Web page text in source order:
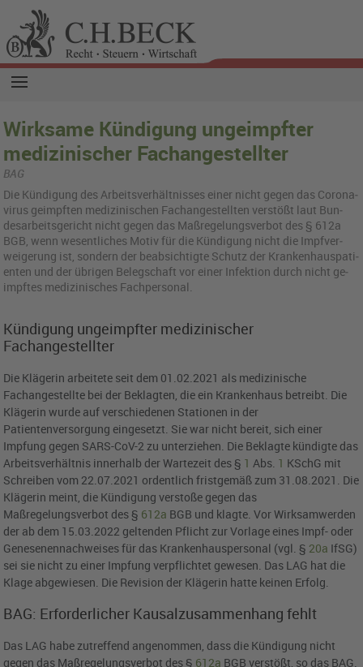
Wirksame Kündigung ungeimpfter
medizinischer Fachangestellter
BAG
Die Kün­di­gung des Ar­beits­ver­hält­nis­ses einer nicht gegen das Co­ro­na­
vi­rus ge­impf­ten me­di­zi­ni­schen Fach­an­ge­stell­ten ver­stö­ßt laut Bun­
des­ar­beits­ge­richt nicht gegen das Ma­ß­re­ge­lungs­ver­bot des § 612a
BGB, wenn we­sent­li­ches Motiv für die Kün­di­gung nicht die Impf­ver­
wei­ge­rung ist, son­dern der be­ab­sich­tig­te Schutz der Kran­ken­haus­pa­ti­
en­ten und der üb­ri­gen Be­leg­schaft vor einer In­fek­ti­on durch nicht ge­
impf­tes me­di­zi­ni­sches Fach­per­so­nal.
Kündigung ungeimpfter medizinischer
Fachangestellter
Die Klägerin arbeitete seit dem 01.02.2021 als medizinische
Fachangestellte bei der Beklagten, die ein Krankenhaus betreibt. Die
Klägerin wurde auf verschiedenen Stationen in der
Patientenversorgung eingesetzt. Sie war nicht bereit, sich einer
Impfung gegen SARS-CoV-2 zu unterziehen. Die Beklagte kündigte das
Arbeitsverhältnis innerhalb der Wartezeit des § 1 Abs. 1 KSchG mit
Schreiben vom 22.07.2021 ordentlich fristgemäß zum 31.08.2021. Die
Klägerin meint, die Kündigung verstoße gegen das
Maßregelungsverbot des § 612a BGB und klagte. Vor Wirksamwerden
der ab dem 15.03.2022 geltenden Pflicht zur Vorlage eines Impf- oder
Genesenennachweises für das Krankenhauspersonal (vgl. § 20a IfSG)
sei sie nicht zu einer Impfung verpflichtet gewesen. Das LAG hat die
Klage abgewiesen. Die Revision der Klägerin hatte keinen Erfolg.
BAG: Erforderlicher Kausalzusammenhang fehlt
Das LAG habe zutreffend angenommen, dass die Kündigung nicht
gegen das Maßregelungsverbot des § 612a BGB verstößt, so das BAG.